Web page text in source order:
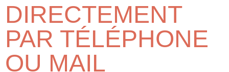
DIRECTEMENT
PAR TÉLÉPHONE
OU MAIL